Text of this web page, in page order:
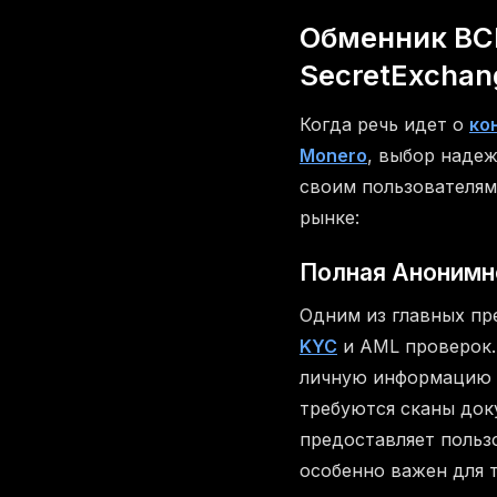
Обменник
Когда речь идет о
Monero, выбор
своим
рынке:
Полная
Одним из главных
KYC и AML
личную информацию
требуются сканы
предоставляет
особенно важен для